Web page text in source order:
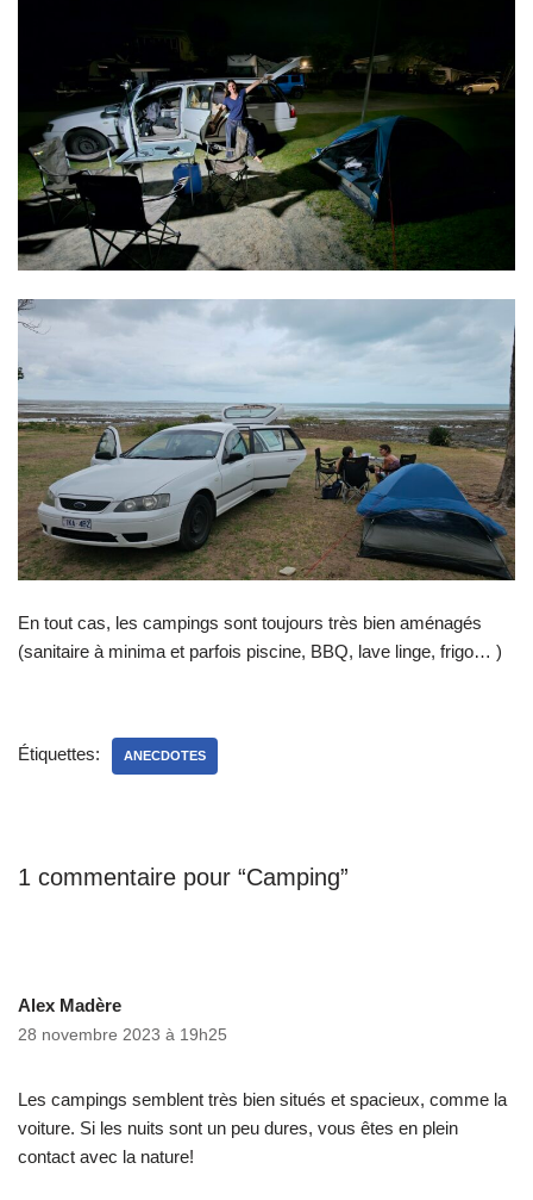
En tout cas, les campings sont toujours très bien aménagés
(sanitaire à minima et parfois piscine, BBQ, lave linge, frigo… )
Étiquettes: ANECDOTES
1 commentaire pour “Camping”
Alex Madère
28 novembre 2023 à 19h25
Les campings semblent très bien situés et spacieux, comme la
voiture. Si les nuits sont un peu dures, vous êtes en plein
contact avec la nature!